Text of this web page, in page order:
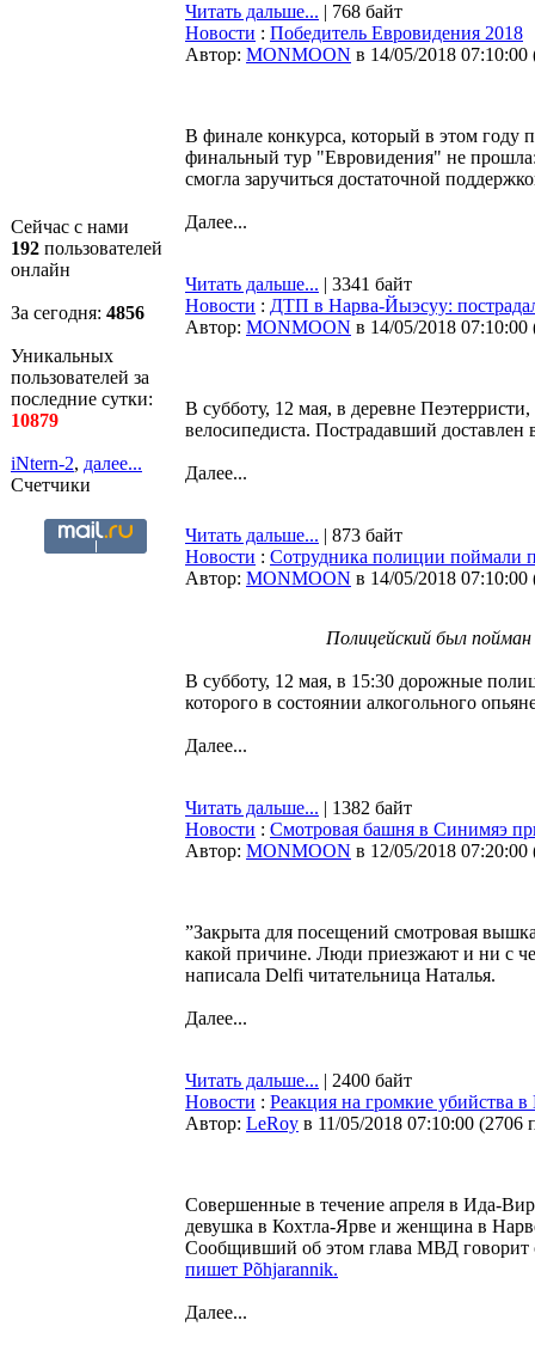
Сейчас с нами
192 пользователей
онлайн
За сегодня: 4856
Уникальных
пользователей за
последние сутки:
10879
iNtern-2, далее...
Счетчики
Читать дальше... | 768 байт
Новости : Победитель Евровидения 2018
Автор: MONMOON в 14/05/2018 07:10:00
В финале конкурса, который в этом году
финальный тур "Евровидения" не
смогла заручиться достаточной
Далее...
Читать дальше... | 3341 байт
Новости : ДТП в Нарва-Йыэсуу:
Автор: MONMOON в 14/05/2018 07:10:00
В субботу, 12 мая, в деревне
велосипедиста. Пострадавший доставлен
Далее...
Читать дальше... | 873 байт
Новости : Сотрудника полиции поймали
Автор: MONMOON в 14/05/2018 07:10:00
Полицейский был
В субботу, 12 мая, в 15:30 дорожные
которого в состоянии алкогольного
Далее...
Читать дальше... | 1382 байт
Новости : Смотровая башня в Синимяэ
Автор: MONMOON в 12/05/2018 07:20:00
”Закрыта для посещений смотровая
какой причине. Люди приезжают и ни с
написала Delfi читательница Наталья.
Далее...
Читать дальше... | 2400 байт
Новости : Реакция на громкие убийства
Автор: LeRoy в 11/05/2018 07:10:00 (2706
Совершенные в течение апреля в Ида-
девушка в Кохтла-Ярве и женщина в
Сообщивший об этом глава МВД говорит
пишет Põhjarannik.
Далее...